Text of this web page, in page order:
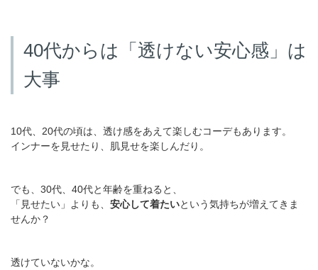
40代からは「透けない安心感」は
大事
10代、20代の頃は、透け感をあえて楽しむコーデもあります。
インナーを見せたり、肌見せを楽しんだり。
でも、30代、40代と年齢を重ねると、
「見せたい」よりも、 安心して着たいという気持ちが増えてきま
せんか？
透けていないかな。